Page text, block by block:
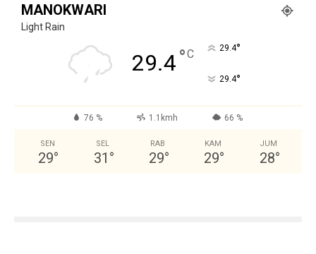
MANOKWARI
Light Rain
29.4°C 29.4°
29.4°
76 % 1.1kmh 66 %
SEN
29°
SEL
31 °
RAB
29°
KAM
29°
JUM
28°